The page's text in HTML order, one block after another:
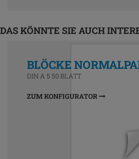
DAS KÖNNTE SIE AUCH
BLÖCKE
DIN A 5 50 BLATT
ZUM KONFIGURATOR